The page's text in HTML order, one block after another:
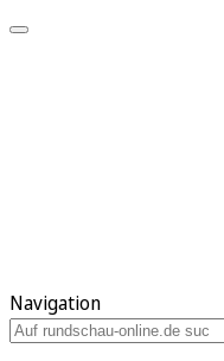
Navigation